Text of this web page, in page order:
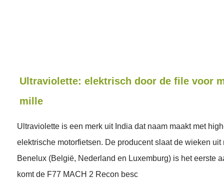
Ultraviolette: elektrisch door de file voor
mille
Ultraviolette is een merk uit India dat naam maakt met
elektrische motorfietsen. De producent slaat de wieken uit
Benelux (België, Nederland en Luxemburg) is het eerste
komt de F77 MACH 2 Recon besc